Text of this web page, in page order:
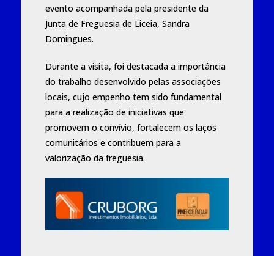
evento acompanhada pela presidente da
Junta de Freguesia de Liceia, Sandra
Domingues.
Durante a visita, foi destacada a importância
do trabalho desenvolvido pelas associações
locais, cujo empenho tem sido fundamental
para a realização de iniciativas que
promovem o convívio, fortalecem os laços
comunitários e contribuem para a
valorização da freguesia.